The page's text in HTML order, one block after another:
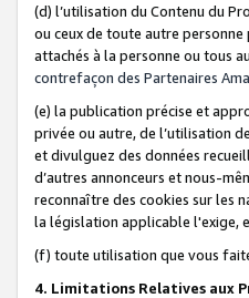
(d) l’utilisation du Contenu du
ou ceux de toute autre
attachés à la personne ou tous
contrefaçon des Partenaires
(e) la publication précise et
privée ou autre, de l’utilisation
et divulguez des données
d’autres annonceurs et nous-
reconnaître des cookies sur les
la législation applicable l'exige,
(f) toute utilisation que vous
4. Limitations Relatives aux